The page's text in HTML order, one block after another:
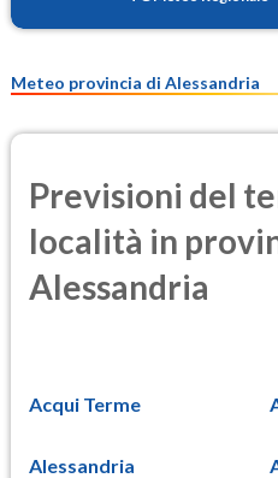
PM25
Meteo provincia di Alessandria
Previsioni del
località in
Alessandria
Acqui Terme
Alessandria